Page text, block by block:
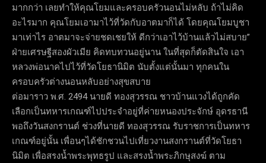
มากกว่า เลยทำให้คุณโยมและครอบครัวนอนไม่หลับ ถ้าไม่คิด
อะไรมาก คุณโยมเอามาไว้ที่วัดกับอาตมาก็ได้ โดยคุณโยมบูชา
มาเท่าไร อาตมาจะจ่ายชดเชยให้ ดีกว่าเอาไว้บ้านแล้วไม่สบาย”
ฝ่ายเศรษฐีสองผัวเมีย คิดทบทวนอยู่นาน ในที่สุดก็ตัดสินใจ เอา
หลวงพ่อนาคไปไว้ที่วัดโยธานิมิต นับตั้งแต่นั้นมา ทุกคนใน
ครอบครัวต่างนอนหลับอย่างสุขสบาย
ต่อมาราว พ.ศ. 2494 นายดี ทองสุวรรณ ชาวบ้านแวงได้ถูกคัด
เลือกเป็นทหารเกณฑ์ไปประจำอยู่ที่ค่ายหนองประจักษ์ อุดรธานี
พอถึงวันสงกรานต์ ช่วงที่นายดี ทองสุวรรณ รับราชการเป็นทหาร
เกณฑ์อยู่นั้น เพื่อนๆได้ชักชวนไปเที่ยวงานสงกรานต์ที่วัดโยธา
นิมิต เพื่อสรงน้ำพระพุทธรูป และสรงน้ำพระภิกษุสงฆ์ ตาม